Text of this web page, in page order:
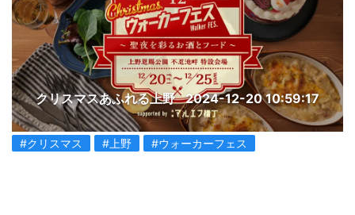
クリスマスあふれる上野 2024-12-20 10:59:17
#クリスマス #上野 #ウォーカーフェス